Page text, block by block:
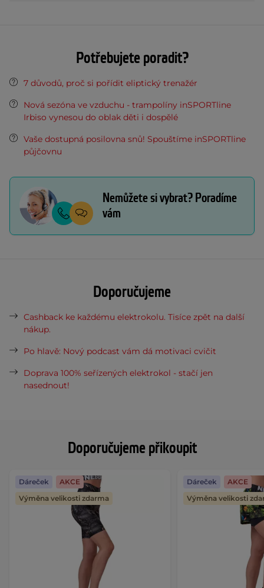
Doporučujeme přikoupit
Dáreček
AKCE
Výměna velikosti zdarma
Dáreček
AKCE
Výměna velikosti
Potřebujete poradit?
7 důvodů, proč si pořídit eliptický trenažér
Nová sezóna ve vzduchu - trampolíny inSPORTline
Irbiso vynesou do oblak děti i dospělé
Vaše dostupná posilovna snů! Spouštíme inSPORTline
půjčovnu
Nemůžete si vybrat? Poradíme
vám
Doporučujeme
Cashback ke každému elektrokolu. Tisíce zpět na další
nákup.
Po hlavě: Nový podcast vám dá motivaci cvičit
Doprava 100% seřízených elektrokol - stačí jen
nasednout!